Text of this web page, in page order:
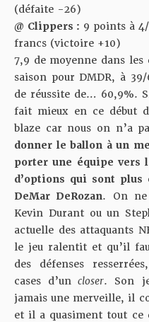
(défaite -26)
@ Clippers : 9 points à
francs (victoire +10)
7,9 de moyenne dans
saison pour DMDR, à
de réussite de… 60,9%.
fait mieux en ce début
blaze car nous on n’a
donner le ballon à un
porter une équipe vers
d’options qui sont plus
DeMar DeRozan. On ne
Kevin Durant ou un
actuelle des attaquants
le jeu ralentit et qu’il
des défenses
cases d’un closer. Son
jamais une merveille, il
et il a quasiment tout ce